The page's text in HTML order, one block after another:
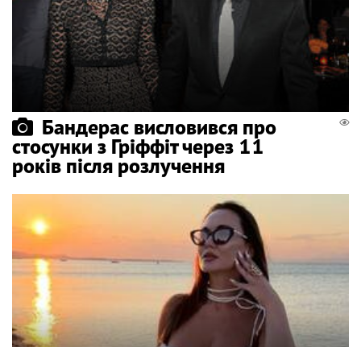
Бандерас висловився про
стосунки з Гріффіт через 11
років після розлучення